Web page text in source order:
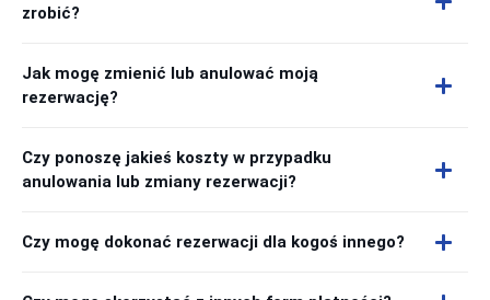
zrobić?
Jak mogę zmienić lub anulować moją
rezerwację?
Czy ponoszę jakieś koszty w przypadku
anulowania lub zmiany rezerwacji?
Czy mogę dokonać rezerwacji dla kogoś innego?